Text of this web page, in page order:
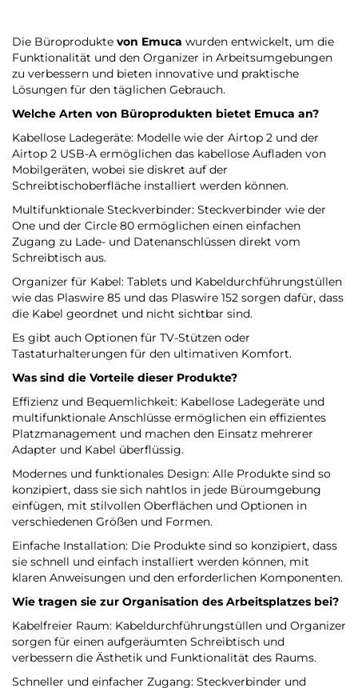
Die Büroprodukte von Emuca wurden entwickelt, um die
Funktionalität und den Organizer in Arbeitsumgebungen
zu verbessern und bieten innovative und praktische
Lösungen für den täglichen Gebrauch.
Welche Arten von Büroprodukten bietet Emuca an?
Kabellose Ladegeräte: Modelle wie der Airtop 2 und der
Airtop 2 USB-A ermöglichen das kabellose Aufladen von
Mobilgeräten, wobei sie diskret auf der
Schreibtischoberfläche installiert werden können.
Multifunktionale Steckverbinder: Steckverbinder wie der
One und der Circle 80 ermöglichen einen einfachen
Zugang zu Lade- und Datenanschlüssen direkt vom
Schreibtisch aus.
Organizer für Kabel: Tablets und Kabeldurchführungstüllen
wie das Plaswire 85 und das Plaswire 152 sorgen dafür, dass
die Kabel geordnet und nicht sichtbar sind.
Es gibt auch Optionen für TV-Stützen oder
Tastaturhalterungen für den ultimativen Komfort.
Was sind die Vorteile dieser Produkte?
Effizienz und Bequemlichkeit: Kabellose Ladegeräte und
multifunktionale Anschlüsse ermöglichen ein effizientes
Platzmanagement und machen den Einsatz mehrerer
Adapter und Kabel überflüssig.
Modernes und funktionales Design: Alle Produkte sind so
konzipiert, dass sie sich nahtlos in jede Büroumgebung
einfügen, mit stilvollen Oberflächen und Optionen in
verschiedenen Größen und Formen.
Einfache Installation: Die Produkte sind so konzipiert, dass
sie schnell und einfach installiert werden können, mit
klaren Anweisungen und den erforderlichen Komponenten.
Wie tragen sie zur Organisation des Arbeitsplatzes bei?
Kabelfreier Raum: Kabeldurchführungstüllen und Organizer
sorgen für einen aufgeräumten Schreibtisch und
verbessern die Ästhetik und Funktionalität des Raums.
Schneller und einfacher Zugang: Steckverbinder und